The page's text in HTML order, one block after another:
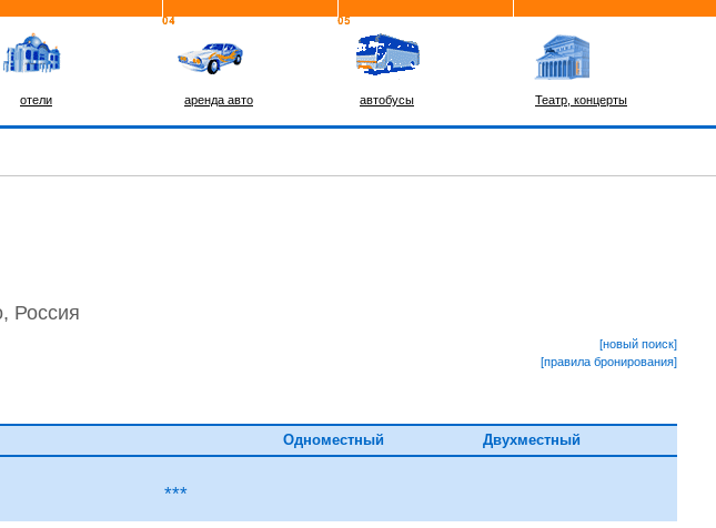
отели аренда авто автобусы Театр, концерты
Россия
[новый поиск]
[правила бронирования]
Одноместный Двухместный
***